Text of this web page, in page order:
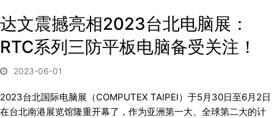
达文震撼亮相2023台北电脑展：
RTC系列三防平板电脑备受关注！
2023-06-01
2023台北国际电脑展（COMPUTEX TAIPEI）于5月30日至6月2日
在台北南港展览馆隆重开幕了，作为亚洲第一大、全球第二大的计